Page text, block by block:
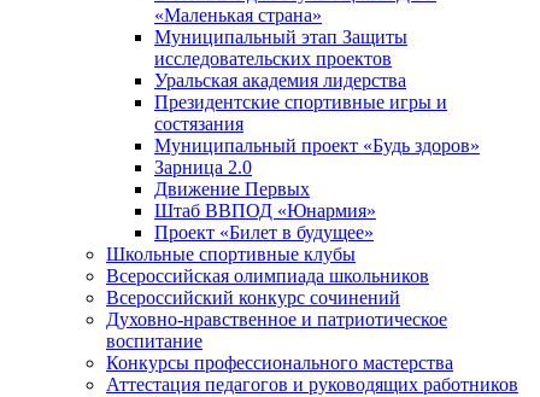
«Маленькая страна»
Муниципальный этап Защиты
исследовательских проектов
Уральская академия лидерства
Президентские спортивные игры и
состязания
Муниципальный проект «Будь здоров»
Зарница 2.0
Движение Первых
Штаб ВВПОД «Юнармия»
Проект «Билет в будущее»
Школьные спортивные клубы
Всероссийская олимпиада школьников
Всероссийский конкурс сочинений
Духовно-нравственное и патриотическое
воспитание
Конкурсы профессионального мастерства
Аттестация педагогов и руководящих работников